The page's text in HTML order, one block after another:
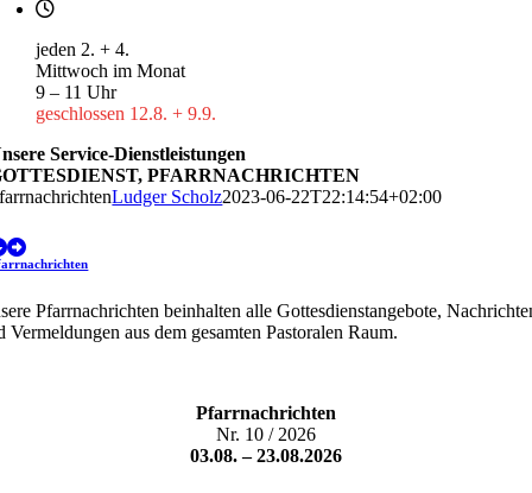
jeden 2. + 4.
Mittwoch im Monat
9 – 11 Uhr
geschlossen 12.8. + 9.9.
Service-Dienstleistungen
PFARRNACHRICHTEN
Ludger Scholz2023-06-22T22:14:54+02:00
Pfarrnachrichten beinhalten alle Gottesdienstangebote,
Vermeldungen aus dem gesamten Pastoralen Raum.
Pfarrnachrichten
Nr. 10 / 2026
03.08. – 23.08.2026